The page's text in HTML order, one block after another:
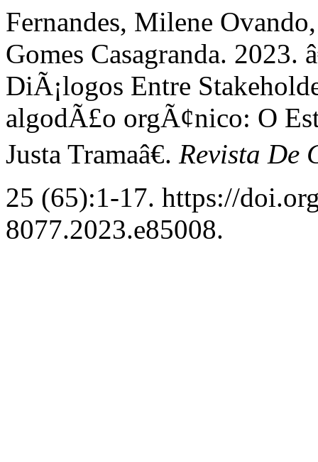
Fernandes, Milene
Gomes Casagranda.
DiÃ¡logos Entre
algodÃ£o orgÃ¢nico: O
Justa Tramaâ€. Revista De
25 (65):1-17. https://
8077.2023.e85008.